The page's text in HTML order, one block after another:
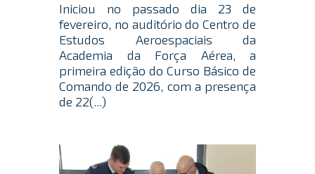
Iniciou no passado dia 23 de
fevereiro, no auditório do Centro de
Estudos Aeroespaciais da
Academia da Força Aérea, a
primeira edição do Curso Básico de
Comando de 2026, com a presença
de 22(...)